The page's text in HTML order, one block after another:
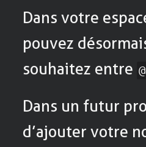
Dans votre
pouvez
souhaitez entre
Dans un futur
d’ajouter votre